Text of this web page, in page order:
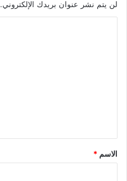
لن يتم نشر عنوان بريدك الإلكتروني.
*
الاسم *